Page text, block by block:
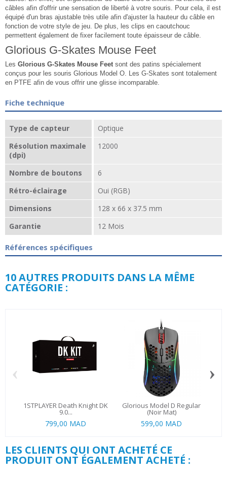
câbles afin d'offrir une sensation de liberté à votre souris. Pour cela, il est
équipé d'un bras ajustable très utile afin d'ajuster la hauteur du câble en
fonction de votre style de jeu. De plus, les clips en caoutchouc
permettent également de fixer facilement toute épaisseur de câble.
Glorious G-Skates Mouse Feet
Les Glorious G-Skates Mouse Feet sont des patins spécialement
conçus pour les souris Glorious Model O. Les G-Skates sont totalement
en PTFE afin de vous offrir une glisse incomparable.
Fiche technique
Type de capteur
Optique
Résolution maximale
(dpi)
12000
Nombre de boutons
6
Rétro-éclairage
Oui (RGB)
Dimensions
128 x 66 x 37.5 mm
Garantie
12 Mois
Références spécifiques
10 AUTRES PRODUITS DANS LA MÊME
CATÉGORIE :
1STPLAYER Death Knight DK
9.0...
799,00 MAD
Glorious Model D Regular
(Noir Mat)
599,00 MAD
‹ ›
LES CLIENTS QUI ONT ACHETÉ CE
PRODUIT ONT ÉGALEMENT ACHETÉ :